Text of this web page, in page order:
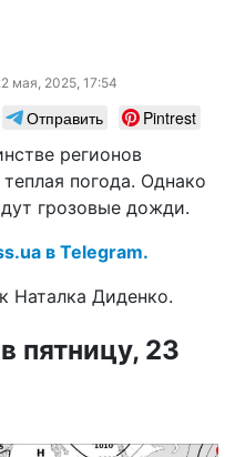
мая, 2025, 17:54
Отправить
Pintrest
регионов
погода. Однако
грозовые дожди.
в Telegram.
Наталка Диденко.
пятницу, 23